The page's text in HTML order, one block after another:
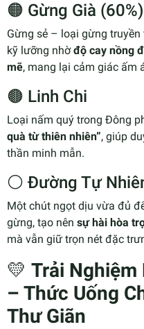
🟠 Gừng Già (60%)
Gừng sẻ – loại gừng
kỹ lưỡng nhờđộ cay nồng
mẽ, mang lại cảm giác ấm
🟤 Linh Chi
Loại nấm quý trong Đông
quà từ thiên nhiên”, giúp
thần minh mẫn.
⚪ Đường Tự
Một chút ngọt dịu vừa đủ
gừng, tạo nên sự hài hòa
mà vẫn giữ trọn nét đặc
💛 Trải Nghiệm
– Thức Uống
Thư Giãn